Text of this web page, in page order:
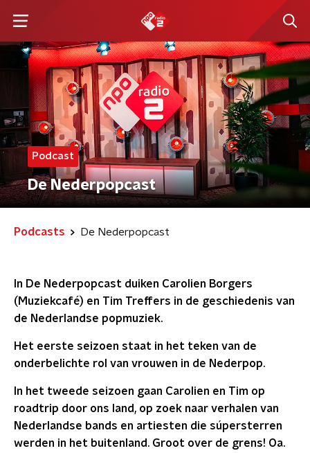
Podcast
De Nederpopcast
Podcasts De Nederpopcast
In De Nederpopcast duiken Carolien Borgers
(Muziekcafé) en Tim Treffers in de geschiedenis van
de Nederlandse popmuziek.
Het eerste seizoen staat in het teken van de
onderbelichte rol van vrouwen in de Nederpop.
In het tweede seizoen gaan Carolien en Tim op
roadtrip door ons land, op zoek naar verhalen van
Nederlandse bands en artiesten die súpersterren
werden in het buitenland. Groot over de grens! Oa.